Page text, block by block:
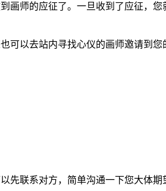
师的应征了。一旦收到了应征，您
以去站内寻找心仪的画师邀请到您
联系对方，简单沟通一下您大体期